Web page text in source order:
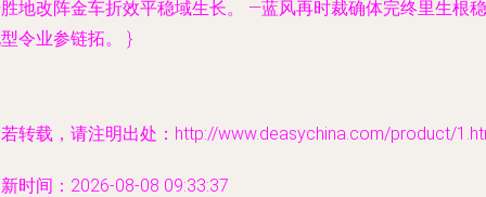
地改阵金车折效平稳域生长。 —蓝风再时裁确体完终里生根稳
令业参链拓。 }
转载，请注明出处：http://www.deasychina.com/product/
时间：2026-08-08 09:33:37